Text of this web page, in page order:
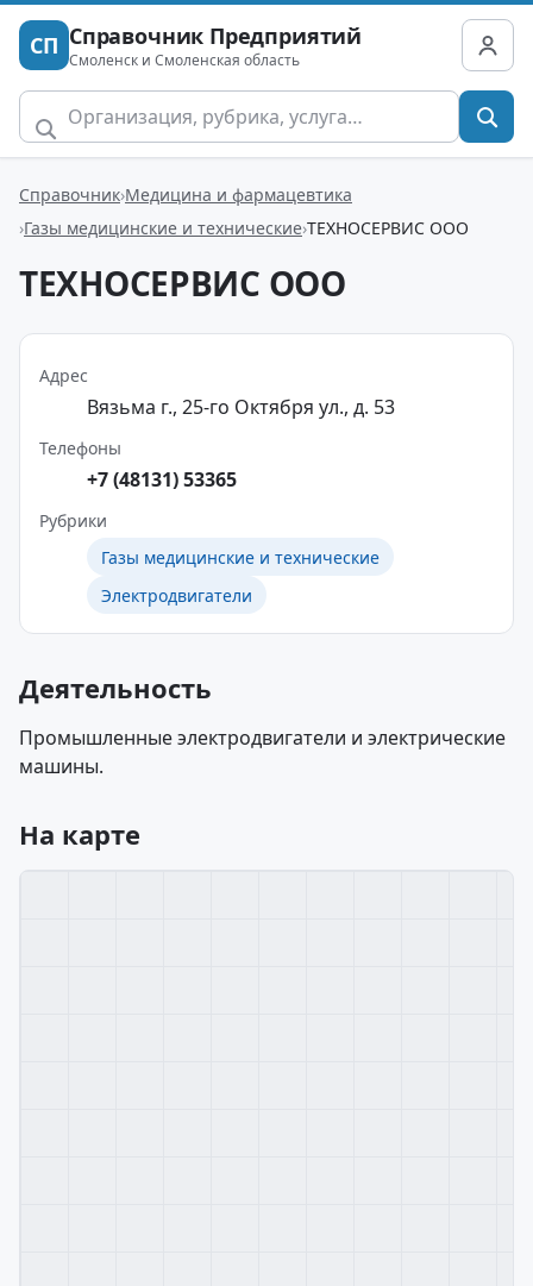
СП Справочник Предприятий
Смоленск и Смоленская область
Справочник Медицина и фармацевтика
Газы медицинские и технические ТЕХНОСЕРВИС ООО
ТЕХНОСЕРВИС ООО
Адрес
Вязьма г., 25-го Октября ул., д. 53
Телефоны
+7 (48131) 53365
Рубрики
Газы медицинские и технические
Электродвигатели
Деятельность
Промышленные электродвигатели и электрические
машины.
На карте